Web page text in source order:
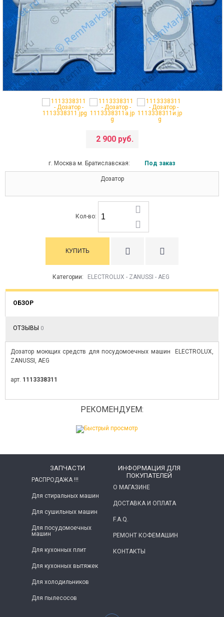
2 900 руб.
г. Москва м. Братиславская: Под заказ
Дозатор
Кол-во:
Категории: ELECTROLUX - ZANUSSI - AEG
ОБЗОР
ОТЗЫВЫ 0
Дозатор моющих средств для посудомоечных машин ELECTROLUX,
ZANUSSI, AEG
арт. 1113338311
РЕКОМЕНДУЕМ:
ЗАПЧАСТИ
РАСПРОДАЖА !!!
Для стиральных машин
Для сушильных машин
Для посудомоечных
машин
Для кухонных плит
Для кухонных вытяжек
Для холодильников
Для пылесосов
ИНФОРМАЦИЯ ДЛЯ
ПОКУПАТЕЛЕЙ
О МАГАЗИНЕ
ДОСТАВКА И ОПЛАТА
F.A.Q.
РЕМОНТ КОФЕМАШИН
КОНТАКТЫ